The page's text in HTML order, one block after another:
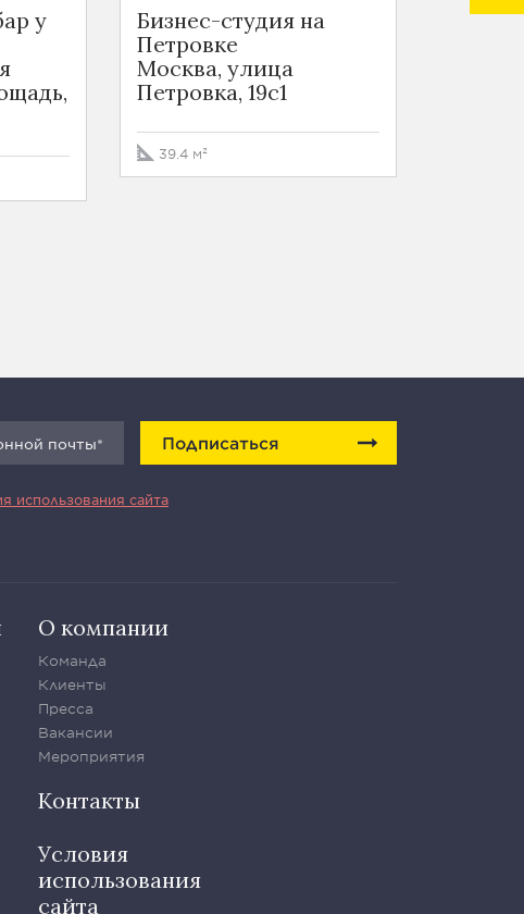
у
Бизнес-студия на
Петровке
Москва, улица
Петровка, 19с1
39.4 м²
Подписаться
использования сайта
О компании
Команда
Клиенты
Пресса
Вакансии
Мероприятия
Контакты
Условия
использования
сайта